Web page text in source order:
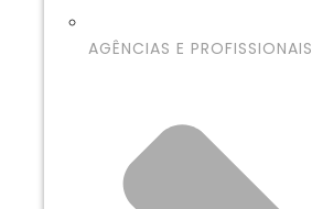
AGÊNCIAS E PROFISSIONAIS